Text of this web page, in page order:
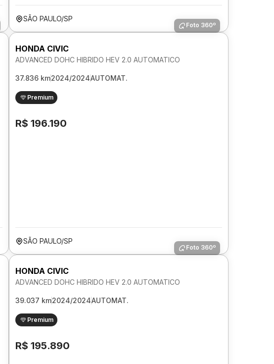
SÃO PAULO/SP
Foto 360º
HONDA CIVIC
ADVANCED DOHC HIBRIDO HEV 2.0 AUTOMATICO
37.836 km2024/2024AUTOMAT.
Premium
R$ 196.190
SÃO PAULO/SP
Foto 360º
HONDA CIVIC
ADVANCED DOHC HIBRIDO HEV 2.0 AUTOMATICO
39.037 km2024/2024AUTOMAT.
Premium
R$ 195.890